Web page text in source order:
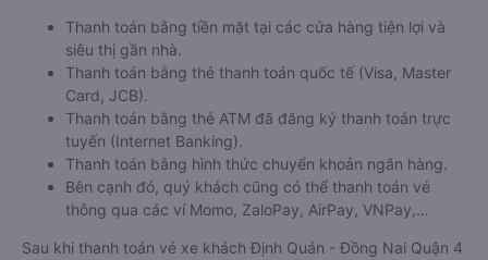
Thanh toán bằng tiền mặt tại các cửa hàng tiện lợi và
siêu thị gần nhà.
Thanh toán bằng thẻ thanh toán quốc tế (Visa, Master
Card, JCB).
Thanh toán bằng thẻ ATM đã đăng ký thanh toán trực
tuyến (Internet Banking).
Thanh toán bằng hình thức chuyển khoản ngân hàng.
Bên cạnh đó, quý khách cũng có thể thanh toán vé
thông qua các ví Momo, ZaloPay, AirPay, VNPay,…
Sau khi thanh toán vé xe khách Định Quán - Đồng Nai Quận 4